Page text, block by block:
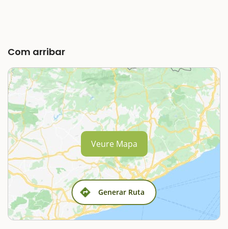
Com arribar
Generar Ruta
Veure Mapa